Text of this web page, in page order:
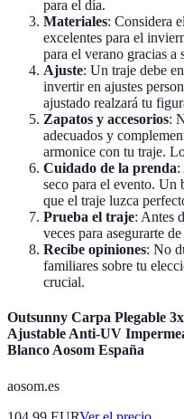
para el día.
Materiales: Considera
excelentes para el
para el verano gracias a
Ajuste: Un traje debe
invertir en ajustes
ajustado realzará tu
Zapatos y accesorios:
adecuados y
armonice con tu traje.
Cuidado de la prenda:
seco para el evento. Un
que el traje luzca
Prueba el traje: Antes
veces para asegurarte
Recibe opiniones: No
familiares sobre tu
crucial.
Outsunny Carpa Plegable
Ajustable Anti-UV
Blanco Aosom España
aosom.es